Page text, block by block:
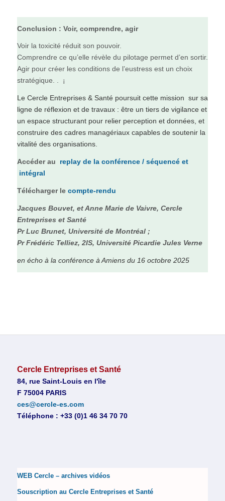
Conclusion : Voir, comprendre, agir
Voir la toxicité réduit son pouvoir.
Comprendre ce qu’elle révèle du pilotage permet d’en sortir.
Agir pour créer les conditions de l’eustress est un choix
stratégique. . ¡
Le Cercle Entreprises & Santé poursuit cette mission sur sa
ligne de réflexion et de travaux : être un tiers de vigilance et
un espace structurant pour relier perception et données, et
construire des cadres managériaux capables de soutenir la
vitalité des organisations.
Accéder au replay de la conférence / séquencé et
intégral
Télécharger le compte-rendu
Jacques Bouvet, et Anne Marie de Vaivre, Cercle
Entreprises et Santé
Pr Luc Brunet, Université de Montréal ;
Pr Frédéric Telliez, 2IS, Université Picardie Jules Verne
en écho à la conférence à Amiens du 16 octobre 2025
Cercle Entreprises et Santé
84, rue Saint-Louis en l'île
F 75004 PARIS
ces@cercle-es.com
Téléphone : +33 (0)1 46 34 70 70
WEB Cercle – archives vidéos
Souscription au Cercle Entreprises et Santé